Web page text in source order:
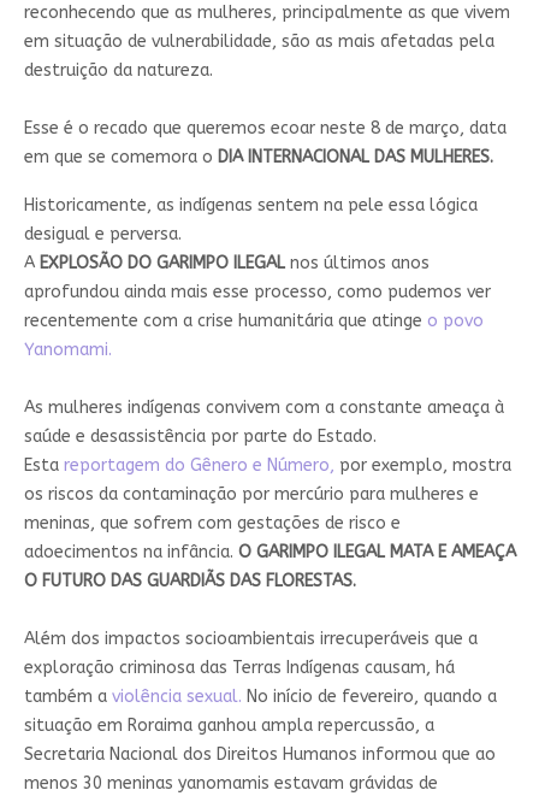
reconhecendo que as mulheres, principalmente as que vivem
em situação de vulnerabilidade, são as mais afetadas pela
destruição da natureza.
Esse é o recado que queremos ecoar neste 8 de março, data
em que se comemora o DIA INTERNACIONAL DAS MULHERES.
Historicamente, as indígenas sentem na pele essa lógica
desigual e perversa.
A EXPLOSÃO DO GARIMPO ILEGALnos últimos anos
aprofundou ainda mais esse processo, como pudemos ver
recentemente com a crise humanitária que atinge o povo
Yanomami.
As mulheres indígenas convivem com a constante ameaça à
saúde e desassistência por parte do Estado.
Esta reportagem do Gênero e Número, por exemplo, mostra
os riscos da contaminação por mercúrio para mulheres e
meninas, que sofrem com gestações de risco e
adoecimentos na infância. O GARIMPO ILEGAL MATA E AMEAÇA
O FUTURO DAS GUARDIÃS DAS FLORESTAS.
Além dos impactos socioambientais irrecuperáveis que a
exploração criminosa das Terras Indígenas causam, há
também a violência sexual. No início de fevereiro, quando a
situação em Roraima ganhou ampla repercussão, a
Secretaria Nacional dos Direitos Humanos informou que ao
menos 30 meninas yanomamis estavam grávidas de